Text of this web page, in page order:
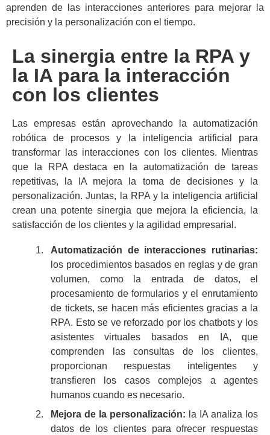
aprenden de las interacciones anteriores para mejorar la
precisión y la personalización con el tiempo.
La sinergia entre la RPA y
la IA para la interacción
con los clientes
Las empresas están aprovechando la automatización
robótica de procesos y la inteligencia artificial para
transformar las interacciones con los clientes. Mientras
que la RPA destaca en la automatización de tareas
repetitivas, la IA mejora la toma de decisiones y la
personalización. Juntas, la RPA y la inteligencia artificial
crean una potente sinergia que mejora la eficiencia, la
satisfacción de los clientes y la agilidad empresarial.
Automatización de interacciones rutinarias:
los procedimientos basados en reglas y de gran
volumen, como la entrada de datos, el
procesamiento de formularios y el enrutamiento
de tickets, se hacen más eficientes gracias a la
RPA. Esto se ve reforzado por los chatbots y los
asistentes virtuales basados en IA, que
comprenden las consultas de los clientes,
proporcionan respuestas inteligentes y
transfieren los casos complejos a agentes
humanos cuando es necesario.
Mejora de la personalización: la IA analiza los
datos de los clientes para ofrecer respuestas